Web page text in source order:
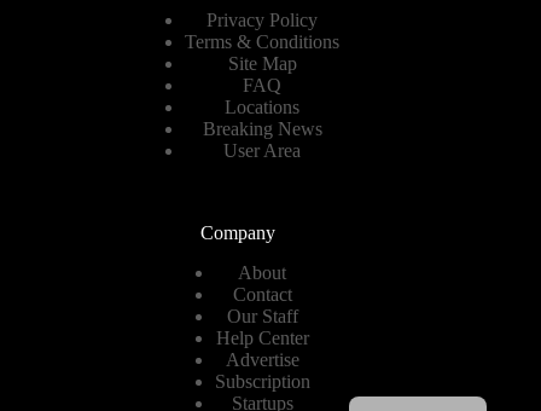
Privacy Policy
Terms & Conditions
Site Map
FAQ
Locations
Breaking News
User Area
Company
About
Contact
Our Staff
Help Center
Advertise
Subscription
Startups